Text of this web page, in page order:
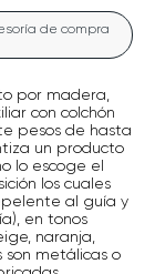
de compra
por madera,
con colchón
pesos de hasta
un producto
lo escoge el
los cuales
al guía y
en tonos
naranja,
metálicas o